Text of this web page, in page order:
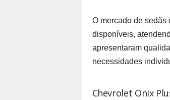
O mercado de sedãs
disponíveis,
apresentaram
necessidades
Chevrolet Onix